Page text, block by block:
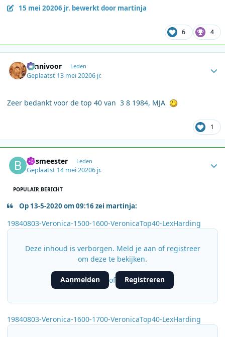
15 mei 20206 jr. bewerkt door martinja
6 4
Omnivoor Leden
Geplaatst 13 mei 20206 jr.
Zeer bedankt voor de top 40 van 3 8 1984, MJA
1
Bosmeester Leden
Geplaatst 14 mei 20206 jr.
POPULAIR BERICHT
Op 13-5-2020 om 09:16 zei martinja:
19840803-Veronica-1500-1600-VeronicaTop40-LexHarding
Deze inhoud is verborgen. Meld je aan of registreer
om deze te bekijken.
Aanmelden of Registreren
19840803-Veronica-1600-1700-VeronicaTop40-LexHarding